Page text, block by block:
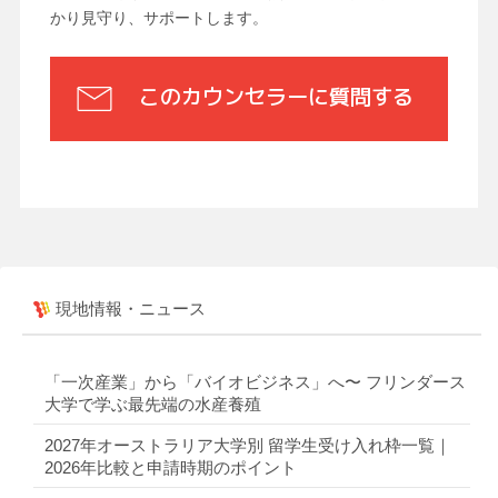
かり見守り、サポートします。
このカウンセラーに質問する
現地情報・ニュース
「一次産業」から「バイオビジネス」へ〜 フリンダース
大学で学ぶ最先端の水産養殖
2027年オーストラリア大学別 留学生受け入れ枠一覧｜
2026年比較と申請時期のポイント